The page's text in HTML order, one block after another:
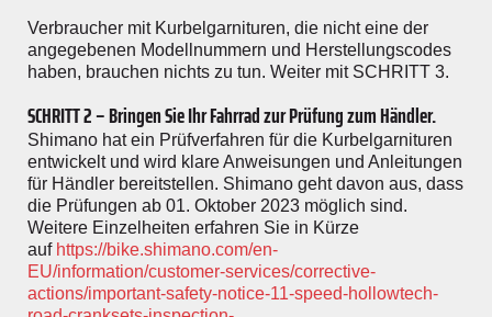
Verbraucher mit Kurbelgarnituren, die nicht eine der
angegebenen Modellnummern und Herstellungscodes
haben, brauchen nichts zu tun. Weiter mit SCHRITT 3.
SCHRITT 2 – Bringen Sie Ihr Fahrrad zur Prüfung zum Händler.
Shimano hat ein Prüfverfahren für die Kurbelgarnituren
entwickelt und wird klare Anweisungen und Anleitungen
für Händler bereitstellen. Shimano geht davon aus, dass
die Prüfungen ab 01. Oktober 2023 möglich sind.
Weitere Einzelheiten erfahren Sie in Kürze
auf https://bike.shimano.com/en-
EU/information/customer-services/corrective-
actions/important-safety-notice-11-speed-hollowtech-